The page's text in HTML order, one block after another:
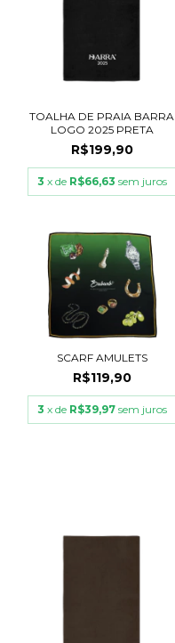
TOALHA DE PRAIA BARRA
LOGO 2025 PRETA
R$199,90
3 x de R$66,63 sem juros
SCARF AMULETS
R$119,90
3 x de R$39,97 sem juros